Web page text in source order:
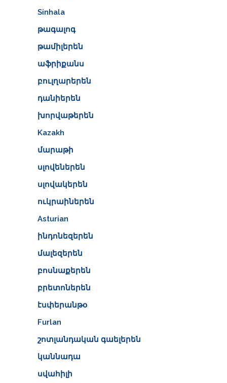
Sinhala
թագալոգ
թամիլերեն
աֆրիքանս
բուլղարերեն
դանիերեն
խորվաթերեն
Kazakh
մարաթի
սլովեներեն
սլովակերեն
ուկրաիներեն
Asturian
ինդոնեզերեն
մալեզերեն
բոսնաքերեն
բրետոներեն
էսփերանթօ
Furlan
շոտլանդական գաելերեն
կաննադա
սվահիլի